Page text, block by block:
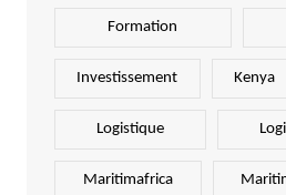
Formation
Investissement Kenya
Logistique
Maritimafrica